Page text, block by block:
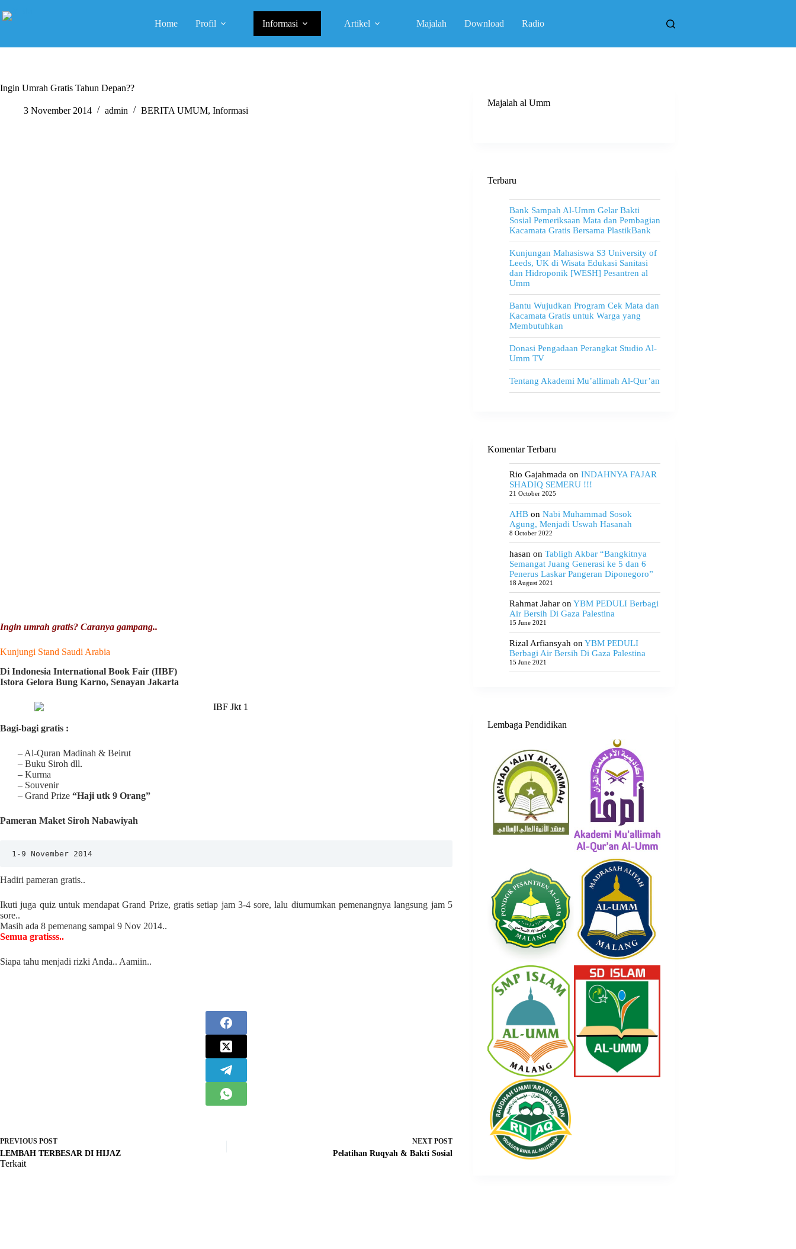
to
Home Profil Informasi Artikel Majalah Download Radio
Ingin Umrah Gratis Tahun Depan??
3 November 2014 admin BERITA UMUM, Informasi
Ingin umrah gratis? Caranya gampang..
Kunjungi Stand Saudi Arabia
Di Indonesia International Book Fair (IIBF)
Istora Gelora Bung Karno, Senayan Jakarta
Bagi-bagi gratis :
– Al-Quran Madinah & Beirut
– Buku Siroh dll.
– Kurma
– Souvenir
– Grand Prize “Haji utk 9 Orang”
Pameran Maket Siroh Nabawiyah
1-9 November 2014
Hadiri pameran gratis..
Ikuti juga quiz untuk mendapat Grand Prize, gratis setiap jam 3-4 sore, lalu diumumkan pemenangnya langsung jam 5
sore..
Masih ada 8 pemenang sampai 9 Nov 2014..
Semua gratisss..
Siapa tahu menjadi rizki Anda.. Aamiin..
PREVIOUS POST
LEMBAH TERBESAR DI HIJAZ
NEXT POST
Pelatihan Ruqyah & Bakti Sosial
Terkait
Majalah al Umm
Terbaru
Bank Sampah Al-Umm Gelar Bakti
Sosial Pemeriksaan Mata dan Pembagian
Kacamata Gratis Bersama PlastikBank
Kunjungan Mahasiswa S3 University of
Leeds, UK di Wisata Edukasi Sanitasi
dan Hidroponik [WESH] Pesantren al
Umm
Bantu Wujudkan Program Cek Mata dan
Kacamata Gratis untuk Warga yang
Membutuhkan
Donasi Pengadaan Perangkat Studio Al-
Umm TV
Tentang Akademi Mu’allimah Al-Qur’an
Komentar Terbaru
Rio Gajahmadaon INDAHNYA FAJAR
SHADIQ SEMERU !!!
21 October 2025
AHBon Nabi Muhammad Sosok
Agung, Menjadi Uswah Hasanah
8 October 2022
hasanon Tabligh Akbar “Bangkitnya
Semangat Juang Generasi ke 5 dan 6
Penerus Laskar Pangeran Diponegoro”
18 August 2021
Rahmat JaharonYBM PEDULI Berbagi
Air Bersih Di Gaza Palestina
15 June 2021
Rizal ArfiansyahonYBM PEDULI
Berbagi Air Bersih Di Gaza Palestina
15 June 2021
Lembaga Pendidikan